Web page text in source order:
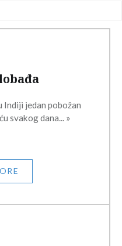
Indiji jedan pobožan
svakog dana... »